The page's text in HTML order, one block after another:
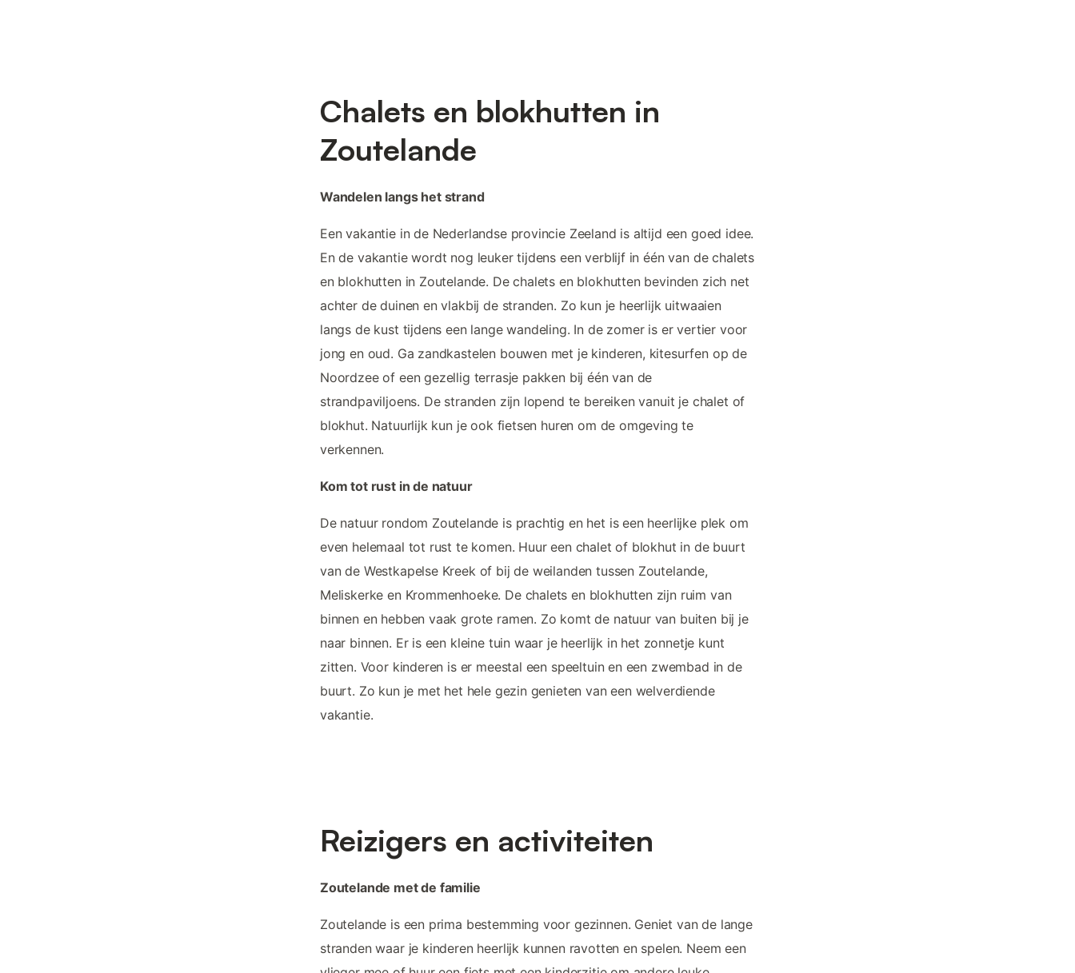
Chalets en blokhutten in
Zoutelande
Wandelen langs het strand
Een vakantie in de Nederlandse provincie Zeeland is altijd een goed idee.
En de vakantie wordt nog leuker tijdens een verblijf in één van de chalets
en blokhutten in Zoutelande. De chalets en blokhutten bevinden zich net
achter de duinen en vlakbij de stranden. Zo kun je heerlijk uitwaaien
langs de kust tijdens een lange wandeling. In de zomer is er vertier voor
jong en oud. Ga zandkastelen bouwen met je kinderen, kitesurfen op de
Noordzee of een gezellig terrasje pakken bij één van de
strandpaviljoens. De stranden zijn lopend te bereiken vanuit je chalet of
blokhut. Natuurlijk kun je ook fietsen huren om de omgeving te
verkennen.
Kom tot rust in de natuur
De natuur rondom Zoutelande is prachtig en het is een heerlijke plek om
even helemaal tot rust te komen. Huur een chalet of blokhut in de buurt
van de Westkapelse Kreek of bij de weilanden tussen Zoutelande,
Meliskerke en Krommenhoeke. De chalets en blokhutten zijn ruim van
binnen en hebben vaak grote ramen. Zo komt de natuur van buiten bij je
naar binnen. Er is een kleine tuin waar je heerlijk in het zonnetje kunt
zitten. Voor kinderen is er meestal een speeltuin en een zwembad in de
buurt. Zo kun je met het hele gezin genieten van een welverdiende
vakantie.
Reizigers en activiteiten
Zoutelande met de familie
Zoutelande is een prima bestemming voor gezinnen. Geniet van de lange
stranden waar je kinderen heerlijk kunnen ravotten en spelen. Neem een